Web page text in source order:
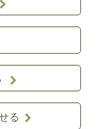
る